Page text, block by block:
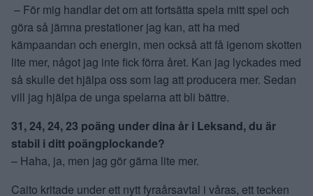
– För mig handlar det om att fortsätta spela mitt spel och
göra så jämna prestationer jag kan, att ha med
kämpaandan och energin, men också att få igenom skotten
lite mer, något jag inte fick förra året. Kan jag lyckades med
så skulle det hjälpa oss som lag att producera mer. Sedan
vill jag hjälpa de unga spelarna att bli bättre.
31, 24, 24, 23 poäng under dina år i Leksand, du är
stabil i ditt poängplockande?
– Haha, ja, men jag gör gärna lite mer.
Caito kritade under ett nytt fyraårsavtal i våras, ett tecken